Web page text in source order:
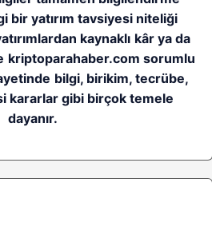
bir yatırım tavsiyesi niteliği
kaynaklı kâr ya da
kriptoparahaber.com sorumlu
bilgi, birikim, tecrübe,
kararlar gibi birçok temele
dayanır.